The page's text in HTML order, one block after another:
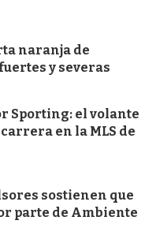
naranja de
y severas
Sporting: el volante
en la MLS de
sostienen que
parte de Ambiente